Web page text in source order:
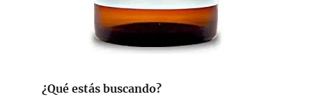
¿Qué estás buscando?